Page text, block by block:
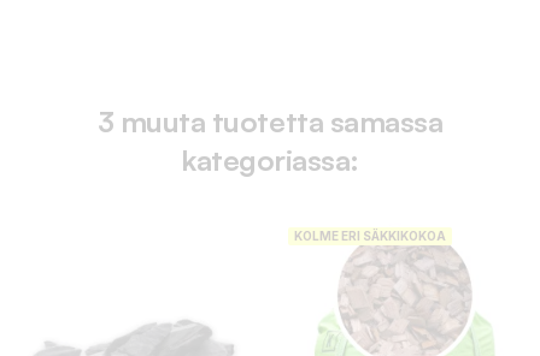
3 muuta tuotetta samassa
kategoriassa:
KOLME ERI SÄKKIKOKOA